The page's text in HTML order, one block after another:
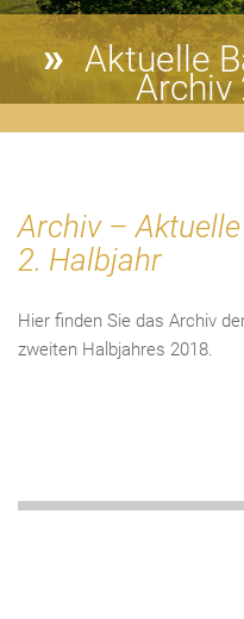
Aktuelle
Archiv
Archiv –
2. Halbjahr
Hier finden Sie das Archiv
zweiten Halbjahres 2018.